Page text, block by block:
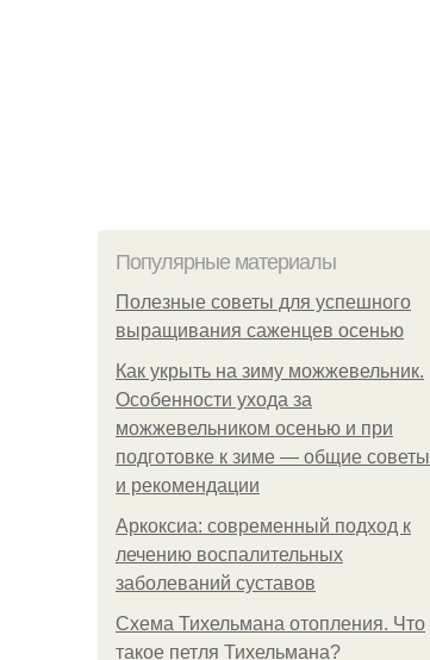
Популярные материалы
Полезные советы для успешного
выращивания саженцев осенью
Как укрыть на зиму можжевельник.
Особенности ухода за
можжевельником осенью и при
подготовке к зиме — общие советы
и рекомендации
Аркоксиа: современный подход к
лечению воспалительных
заболеваний суставов
Схема Тихельмана отопления. Что
такое петля Тихельмана?